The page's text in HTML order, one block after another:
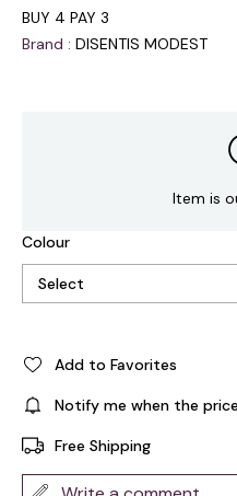
BUY 4 PAY 3
Brand : DISENTIS MODEST
Item is
Colour
Add to Favorites
Notify me when the
Free Shipping